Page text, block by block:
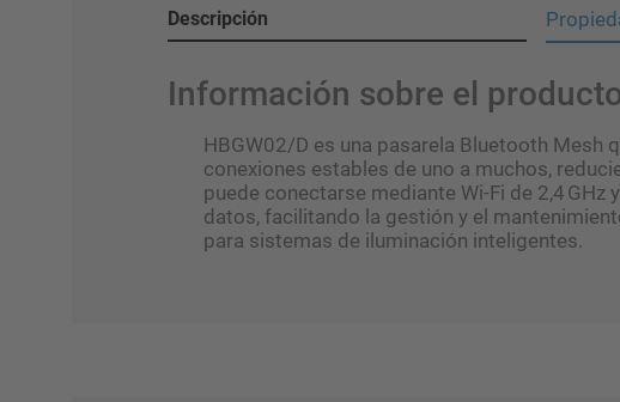
Descripción
Información sobre el
HBGW02/D es una pasarela Bluetooth
conexiones estables de uno a muchos,
puede conectarse mediante Wi-Fi de 2,4
datos, facilitando la gestión y el
para sistemas de iluminación inteligentes.